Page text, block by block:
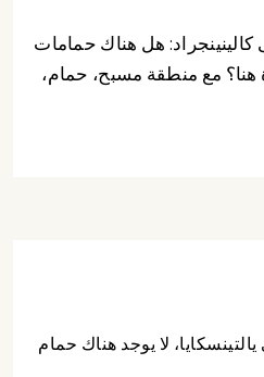
هل هناك حمامات
مع منطقة مسبح، حمام،
لا يوجد هناك حمام